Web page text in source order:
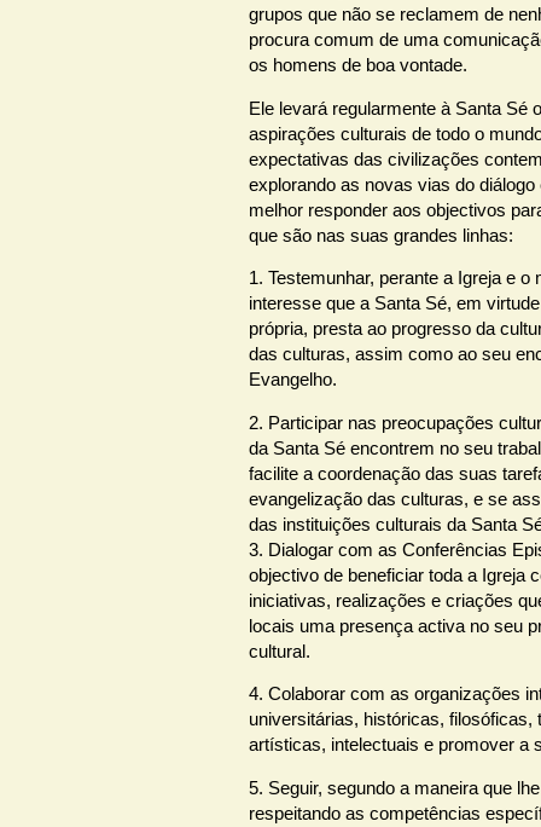
grupos que não se reclamem de
procura comum de uma
os homens de boa vontade.
Ele levará regularmente à Santa Sé
aspirações culturais de todo o
expectativas das civilizações
explorando as novas vias do diálogo
melhor responder aos objectivos
que são nas suas grandes linhas:
1. Testemunhar, perante a Igreja e o
interesse que a Santa Sé, em
própria, presta ao progresso da
das culturas, assim como ao seu
Evangelho.
2. Participar nas preocupações
da Santa Sé encontrem no seu
facilite a coordenação das suas
evangelização das culturas, e se
das instituições culturais da Santa
3. Dialogar com as Conferências
objectivo de beneficiar toda a Igreja
iniciativas, realizações e criações
locais uma presença activa no seu
cultural.
4. Colaborar com as organizações
universitárias, históricas, filosóficas,
artísticas, intelectuais e promover a
5. Seguir, segundo a maneira que
respeitando as competências